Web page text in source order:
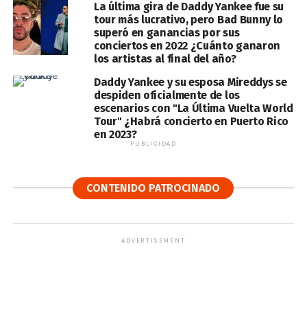
La última gira de Daddy Yankee fue su
tour más lucrativo, pero Bad Bunny lo
superó en ganancias por sus
conciertos en 2022 ¿Cuánto ganaron
los artistas al final del año?
Daddy Yankee y su esposa Mireddys se
despiden oficialmente de los
escenarios con "La Última Vuelta World
Tour" ¿Habrá concierto en Puerto Rico
en 2023?
PUBLICIDAD
CONTENIDO PATROCINADO
ADVERTISEMENT